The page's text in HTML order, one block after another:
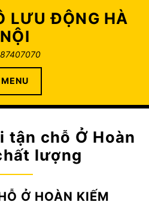
LƯU ĐỘNG HÀ
NỘI
MENU
tận chỗ Ở Hoàn
lượng
Ở HOÀN KIẾM